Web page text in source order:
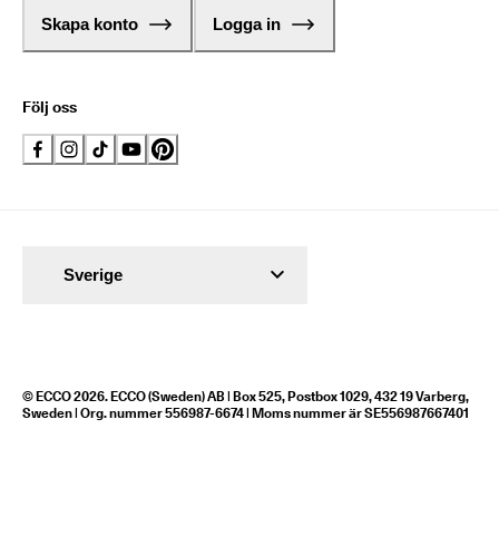
Skapa konto Logga in
Följ oss
© ECCO 2026. ECCO (Sweden) AB | Box 525, Postbox 1029, 432 19 Varberg,
Sweden | Org. nummer 556987-6674 | Moms nummer är SE556987667401
Sverige